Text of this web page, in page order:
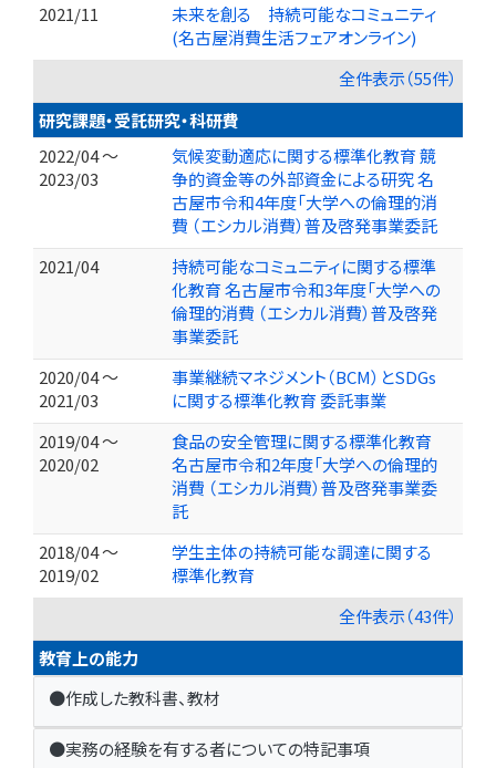
2021/11
未来を創る 持続可能なコミュニティ
(名古屋消費生活フェアオンライン)
全件表示（55件）
研究課題・受託研究・科研費
2022/04 ～
2023/03
気候変動適応に関する標準化教育 競
争的資金等の外部資金による研究 名
古屋市令和4年度「大学への倫理的消
費 （エシカル消費）普及啓発事業委託
2021/04
持続可能なコミュニティに関する標準
化教育 名古屋市令和3年度「大学への
倫理的消費 （エシカル消費）普及啓発
事業委託
2020/04 ～
2021/03
事業継続マネジメント（BCM）とSDGs
に関する標準化教育 委託事業
2019/04 ～
2020/02
⾷品の安全管理に関する標準化教育
名古屋市令和2年度「大学への倫理的
消費 （エシカル消費）普及啓発事業委
託
2018/04 ～
2019/02
学生主体の持続可能な調達に関する
標準化教育
全件表示（43件）
教育上の能力
●作成した教科書、教材
●実務の経験を有する者についての特記事項